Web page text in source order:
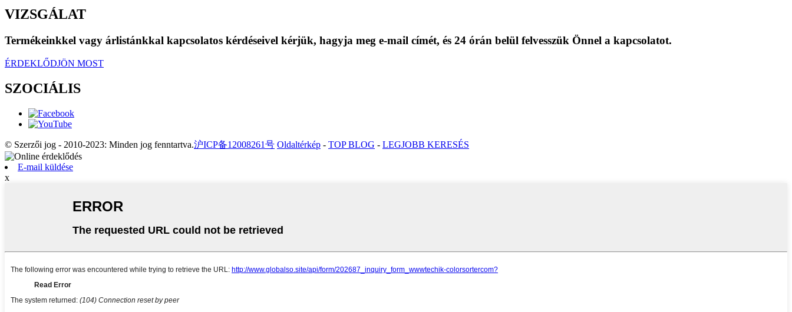
VIZSGÁLAT
Termékeinkkel vagy árlistánkkal kapcsolatos kérdéseivel kérjük, hagyja meg e-mail címét, és 24 órán belül felvesszük Önnel a kapcsolatot.
ÉRDEKLŐDJÖN MOST
SZOCIÁLIS
© Szerzői jog - 2010-2023: Minden jog fenntartva.沪ICP备12008261号 Oldaltérkép - TOP BLOG - LEGJOBB KERESÉS
E-mail küldése
x